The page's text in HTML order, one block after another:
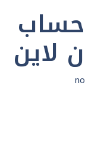
لاين